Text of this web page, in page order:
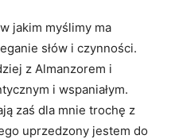
jakim myślimy ma
słów i czynności.
z Almanzorem i
i wspaniałym.
zaś dla mnie trochę z
uprzedzony jestem do